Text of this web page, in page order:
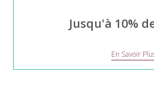
Jusqu'à 10%
En Savoir